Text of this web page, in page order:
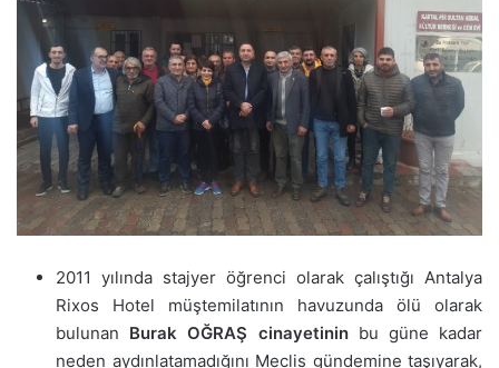
2011 yılında stajyer öğrenci olarak çalıştığı Antalya
Rixos Hotel müştemilatının havuzunda ölü olarak
bulunan Burak OĞRAŞ cinayetininbu güne kadar
neden aydınlatamadığını Meclis gündemine taşıyarak,